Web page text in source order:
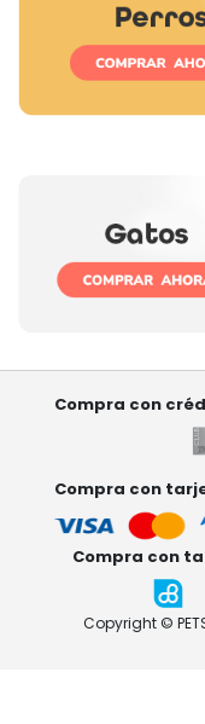
Compra con
Compra con
Compra con
Copyright ©